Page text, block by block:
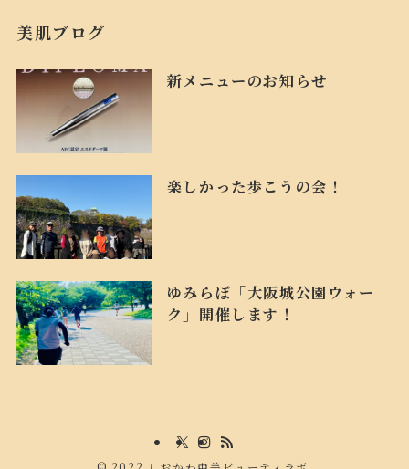
美肌ブログ
新メニューのお知らせ
楽しかった歩こうの会！
ゆみらぼ「大阪城公園ウォー
ク」開催します！